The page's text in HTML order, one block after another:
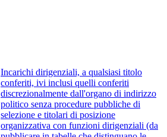
Incarichi dirigenziali, a qualsiasi titolo
conferiti, ivi inclusi quelli conferiti
discrezionalmente dall'organo di indirizzo
politico senza procedure pubbliche di
selezione e titolari di posizione
organizzativa con funzioni dirigenziali (da